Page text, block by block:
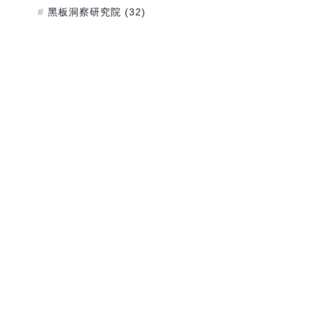
黑板洞察研究院 (32)